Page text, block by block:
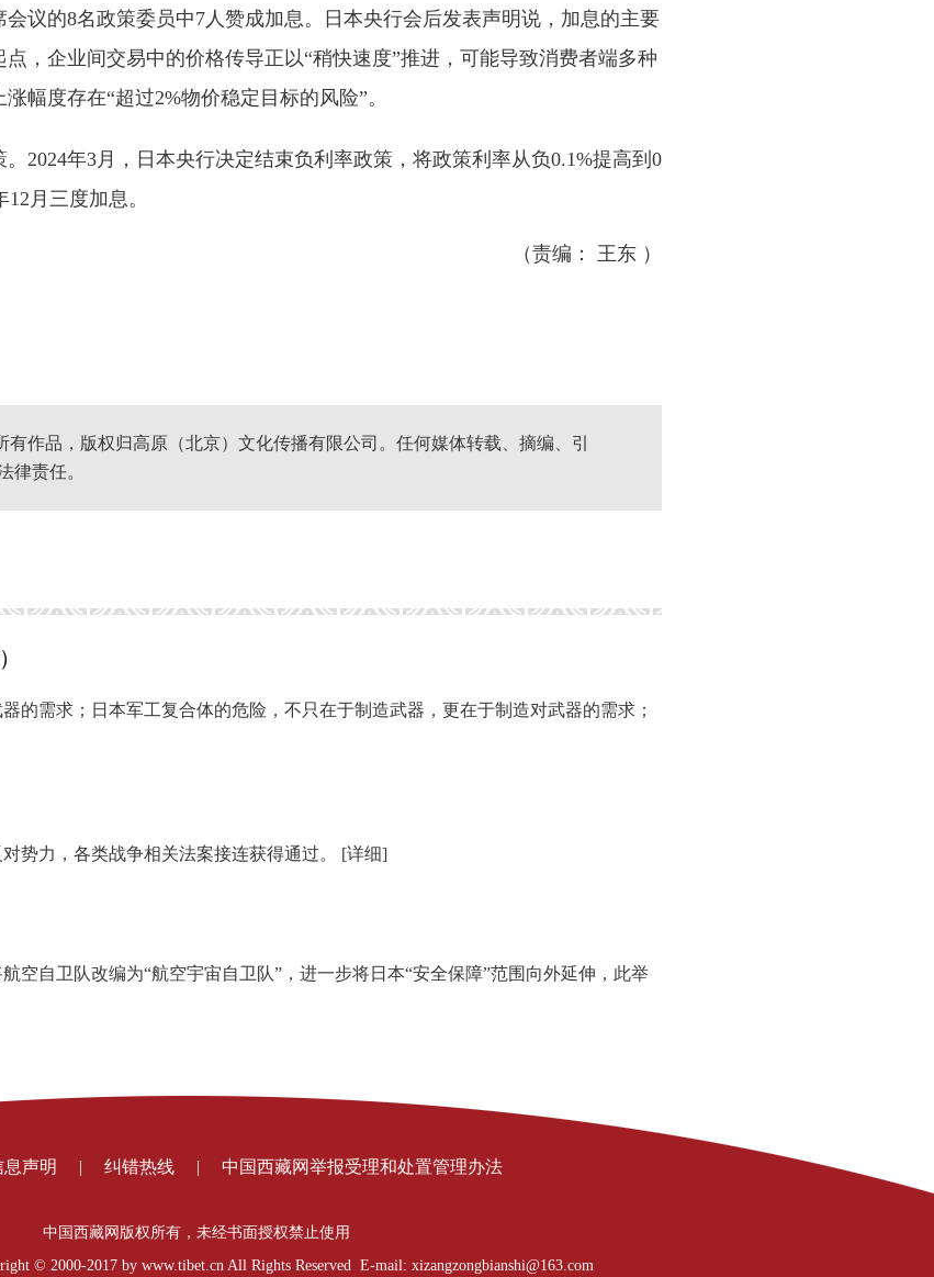
的8名政策委员中7人赞成加息。日本央行会后发表声明说，加息的主要
，企业间交易中的价格传导正以“稍快速度”推进，可能导致消费者端多种
幅度存在“超过2%物价稳定目标的风险”。
年3月，日本央行决定结束负利率政策，将政策利率从负0.1%提高到0
月三度加息。
（责编： 王东 ）
有作品，版权归高原（北京）文化传播有限公司。任何媒体转载、摘编、引
律责任。
的需求；日本军工复合体的危险，不只在于制造武器，更在于制造对武器的需求；
势力，各类战争相关法案接连获得通过。 [详细]
空自卫队改编为“航空宇宙自卫队”，进一步将日本“安全保障”范围向外延伸，此举
息声明 | 纠错热线 | 中国西藏网举报受理和处置管理办法
中国西藏网版权所有，未经书面授权禁止使用
© 2000-2017 by www.tibet.cn All Rights Reserved E-mail: xizangzongbianshi@163.com